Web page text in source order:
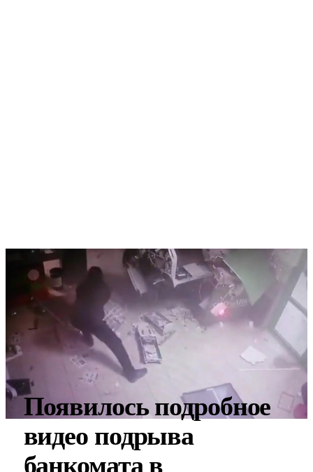
Появилось подробное
видео подрыва
банкомата в